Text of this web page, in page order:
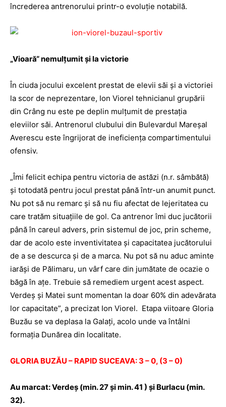
încrederea antrenorului printr-o evoluţie notabilă.
„Vioară“ nemulţumit şi la victorie
În ciuda jocului excelent prestat de elevii săi şi a victoriei
la scor de neprezentare, Ion Viorel tehnicianul grupării
din Crâng nu este pe deplin mulţumit de prestaţia
eleviilor săi. Antrenorul clubului din Bulevardul Mareşal
Averescu este îngrijorat de ineficienţa compartimentului
ofensiv.
„Îmi felicit echipa pentru victoria de astăzi (n.r. sâmbătă)
şi totodată pentru jocul prestat până într-un anumit punct.
Nu pot să nu remarc şi să nu fiu afectat de lejeritatea cu
care tratăm situaţiile de gol. Ca antrenor îmi duc jucătorii
până în careul advers, prin sistemul de joc, prin scheme,
dar de acolo este inventivitatea şi capacitatea jucătorului
de a se descurca şi de a marca. Nu pot să nu aduc aminte
iarăşi de Pălimaru, un vârf care din jumătate de ocazie o
băgă în aţe. Trebuie să remediem urgent acest aspect.
Verdeş şi Matei sunt momentan la doar 60% din adevărata
lor capacitate”, a precizat Ion Viorel. Etapa viitoare Gloria
Buzău se va deplasa la Galaţi, acolo unde va întâlni
formaţia Dunărea din localitate.
GLORIA BUZĂU – RAPID SUCEAVA: 3 – 0, (3 – 0)
Au marcat: Verdeş (min. 27 şi min. 41 ) şi Burlacu (min.
32).